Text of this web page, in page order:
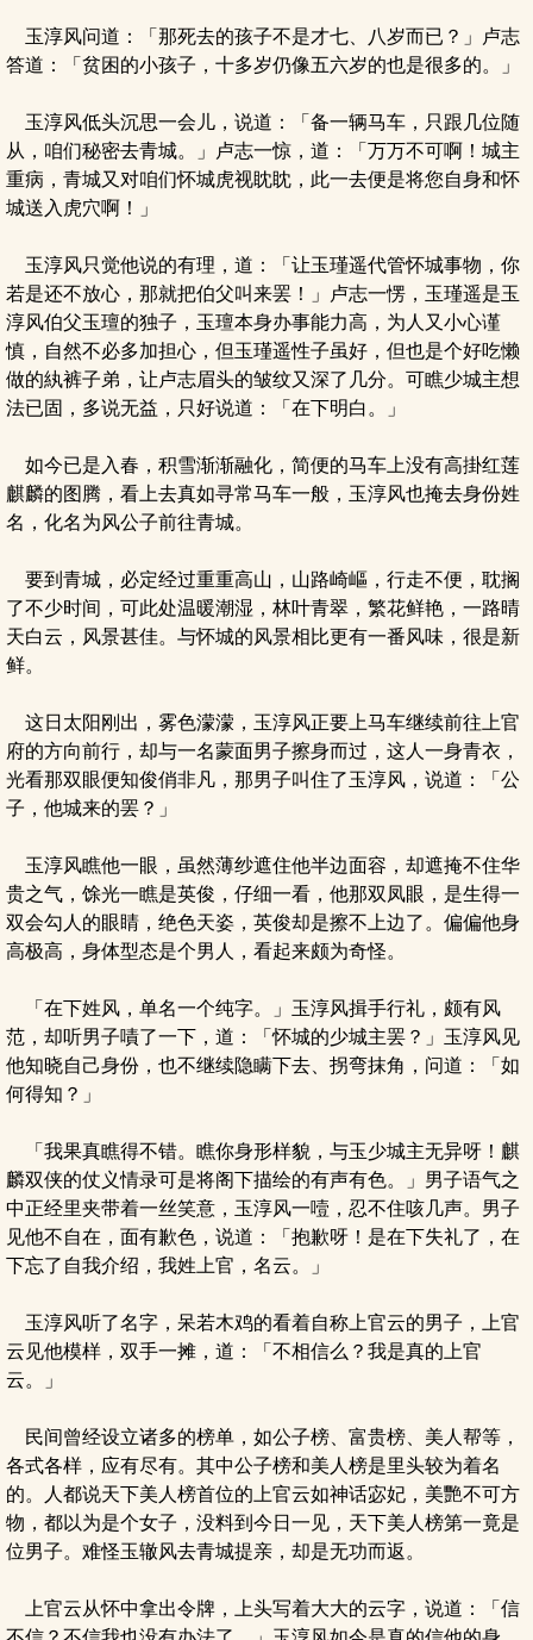
玉淳风问道：「那死去的孩子不是才七、八岁而已？」卢志
答道：「贫困的小孩子，十多岁仍像五六岁的也是很多的。」
玉淳风低头沉思一会儿，说道：「备一辆马车，只跟几位随
从，咱们秘密去青城。」卢志一惊，道：「万万不可啊！城主
重病，青城又对咱们怀城虎视眈眈，此一去便是将您自身和怀
城送入虎穴啊！」
玉淳风只觉他说的有理，道：「让玉瑾遥代管怀城事物，你
若是还不放心，那就把伯父叫来罢！」卢志一愣，玉瑾遥是玉
淳风伯父玉璮的独子，玉璮本身办事能力高，为人又小心谨
慎，自然不必多加担心，但玉瑾遥性子虽好，但也是个好吃懒
做的紈裤子弟，让卢志眉头的皱纹又深了几分。可瞧少城主想
法已固，多说无益，只好说道：「在下明白。」
如今已是入春，积雪渐渐融化，简便的马车上没有高掛红莲
麒麟的图腾，看上去真如寻常马车一般，玉淳风也掩去身份姓
名，化名为风公子前往青城。
要到青城，必定经过重重高山，山路崎嶇，行走不便，耽搁
了不少时间，可此处温暖潮湿，林叶青翠，繁花鲜艳，一路晴
天白云，风景甚佳。与怀城的风景相比更有一番风味，很是新
鲜。
这日太阳刚出，雾色濛濛，玉淳风正要上马车继续前往上官
府的方向前行，却与一名蒙面男子擦身而过，这人一身青衣，
光看那双眼便知俊俏非凡，那男子叫住了玉淳风，说道：「公
子，他城来的罢？」
玉淳风瞧他一眼，虽然薄纱遮住他半边面容，却遮掩不住华
贵之气，馀光一瞧是英俊，仔细一看，他那双凤眼，是生得一
双会勾人的眼睛，绝色天姿，英俊却是擦不上边了。偏偏他身
高极高，身体型态是个男人，看起来颇为奇怪。
「在下姓风，单名一个纯字。」玉淳风揖手行礼，颇有风
范，却听男子嘖了一下，道：「怀城的少城主罢？」玉淳风见
他知晓自己身份，也不继续隐瞒下去、拐弯抹角，问道：「如
何得知？」
「我果真瞧得不错。瞧你身形样貌，与玉少城主无异呀！麒
麟双侠的仗义情录可是将阁下描绘的有声有色。」男子语气之
中正经里夹带着一丝笑意，玉淳风一噎，忍不住咳几声。男子
见他不自在，面有歉色，说道：「抱歉呀！是在下失礼了，在
下忘了自我介绍，我姓上官，名云。」
玉淳风听了名字，呆若木鸡的看着自称上官云的男子，上官
云见他模样，双手一摊，道：「不相信么？我是真的上官
云。」
民间曾经设立诸多的榜单，如公子榜、富贵榜、美人帮等，
各式各样，应有尽有。其中公子榜和美人榜是里头较为着名
的。人都说天下美人榜首位的上官云如神话宓妃，美艷不可方
物，都以为是个女子，没料到今日一见，天下美人榜第一竟是
位男子。难怪玉辙风去青城提亲，却是无功而返。
上官云从怀中拿出令牌，上头写着大大的云字，说道：「信